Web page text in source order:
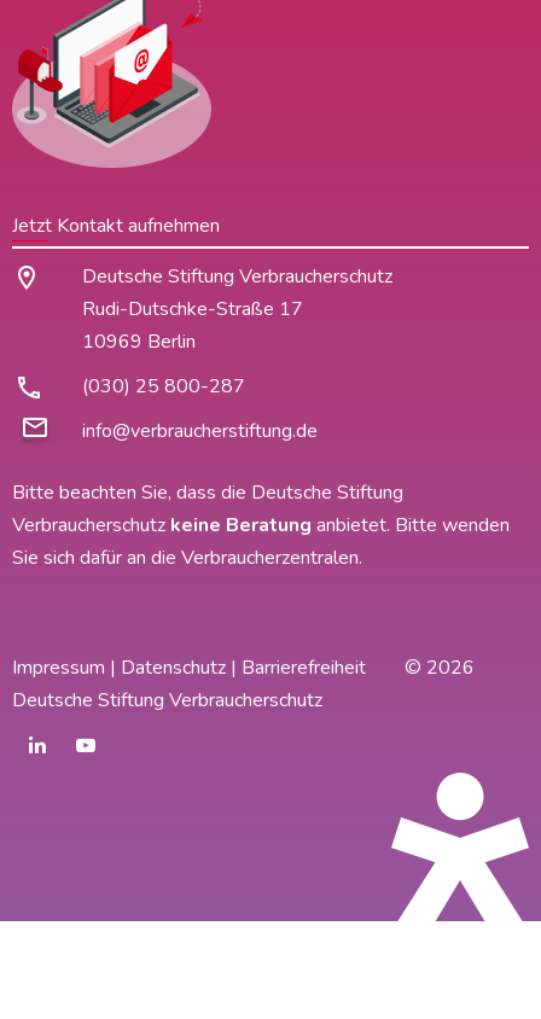
Jetzt Kontakt aufnehmen
Deutsche Stiftung Verbraucherschutz
Rudi-Dutschke-Straße 17
10969 Berlin
(030) 25 800-287
info@verbraucherstiftung.de
Bitte beachten Sie, dass die Deutsche Stiftung
Verbraucherschutz keine Beratung anbietet. Bitte wenden
Sie sich dafür an die Verbraucherzentralen.
Impressum | Datenschutz | Barrierefreiheit © 2026
Deutsche Stiftung Verbraucherschutz